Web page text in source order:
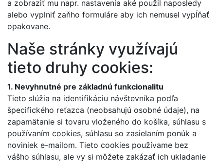
a zobraziť mu napr. nastavenia aké použil naposledy
alebo vyplniť zaňho formuláre aby ich nemusel vypĺňať
opakovane.
Naše stránky využívajú
tieto druhy cookies:
1. Nevyhnutné pre základnú funkcionalitu
Tieto slúžia na identifikáciu návštevníka podľa
špecifického reťazca (neobsahujú osobné údaje), na
zapamätanie si tovaru vloženého do košíka, súhlasu s
používaním cookies, súhlasu so zasielaním ponúk a
noviniek e-mailom. Tieto cookies používame bez
vášho súhlasu, ale vy si môžete zakázať ich ukladanie